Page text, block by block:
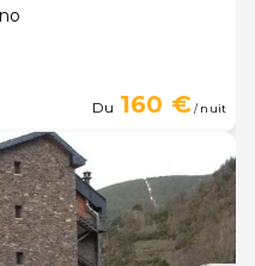
Du 160 €/ nuit